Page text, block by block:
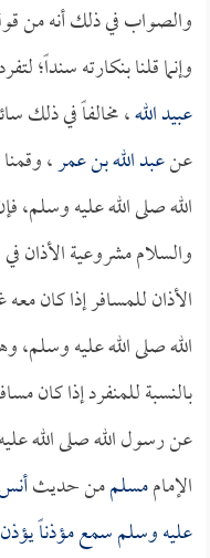
والصواب في ذلك أنه من
وإنما قلنا بنكارته سنداً؛
عبيد الله، مخالفاً في ذلك
عنعبد الله بن عمر،
الله صلى الله عليه وسلم،
والسلام مشروعية الأذان في
الأذان للمسافر إذا كان
الله صلى الله عليه وسلم،
بالنسبة للمنفرد إذا كان
عن رسول الله صلى الله
الإماممسلممن حديث
عليه وسلم سمع مؤذناً